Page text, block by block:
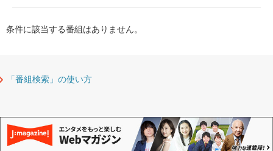
条件に該当する番組はありません。
「番組検索」の使い方